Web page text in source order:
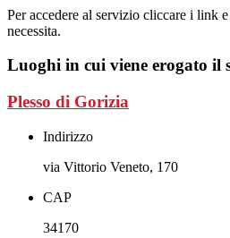
Per accedere al servizio cliccare i link
necessita.
Luoghi in cui viene erogato il
Plesso di Gorizia
Indirizzo
via Vittorio Veneto, 170
CAP
34170